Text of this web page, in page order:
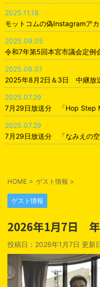
2025.11.18
モットコムの偽Instagramアカ
2025.09.05
令和7年第5回本宮市議会定例
2025.08.01
2025年8月2日＆3日 中継放
2025.07.29
7月29日放送分 「Hop Step
2025.07.29
7月29日放送分 「なみえの
HOME > ゲスト情報 >
ゲスト情報
2026年1月7日
投稿日：2026年1月7日 更新